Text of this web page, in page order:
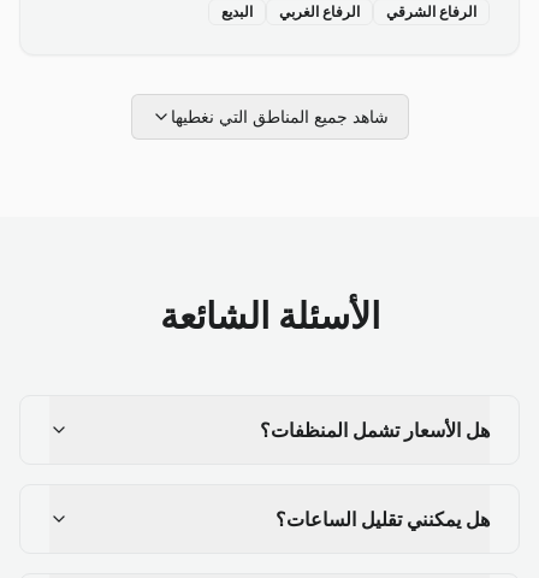
الرفاع الشرقي الرفاع الغربي البديع
شاهد جميع المناطق التي نغطيها
الأسئلة الشائعة
هل الأسعار تشمل المنظفات؟
هل يمكنني تقليل الساعات؟